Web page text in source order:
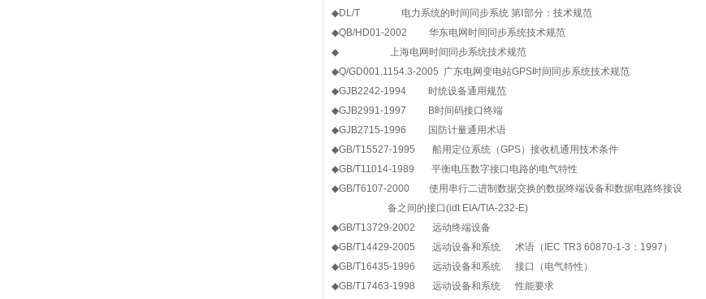
◆DL/T 电力系统的时间同步系统 第Ⅰ部分：技术规范
◆QB/HD01-2002 华东电网时间同步系统技术规范
◆
上海电网时间同步系统技术规范
◆Q/GD001.1154.3-2005 广东电网变电站GPS时间同步系统技术规范
◆GJB2242-1994 时统设备通用规范
◆GJB2991-1997 B时间码接口终端
◆GJB2715-1996
国防计量通用术语
◆GB/T15527-1995 船用定位系统（GPS）接收机通用技术条件
◆GB/T11014-1989 平衡电压数字接口电路的电气特性
◆GB/T6107-2000 使用串行二进制数据交换的数据终端设备和数据电路终接设
备之间的接口(idt EIA/TIA-232-E)
◆GB/T13729-2002 远动终端设备
◆GB/T14429-2005 远动设备和系统 术语（ IEC TR3 60870-1-3 ： 1997 ）
◆GB/T16435-1996 远动设备和系统
接口（电气特性）
◆GB/T17463-1998 远动设备和系统
性能要求